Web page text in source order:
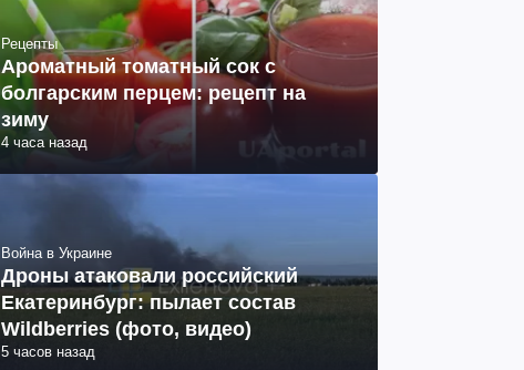
Рецепты
Ароматный томатный сок с
болгарским перцем: рецепт на
зиму
4 часа назад
Война в Украине
Дроны атаковали российский
Екатеринбург: пылает состав
Wildberries (фото, видео)
5 часов назад